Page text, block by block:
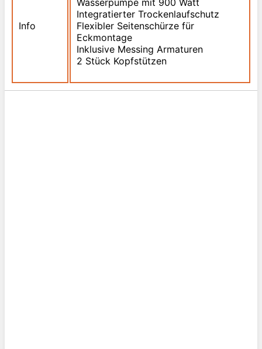
Info
Integratierter Trockenlaufschutz
Flexibler Seitenschürze für
Eckmontage
Inklusive Messing Armaturen
2 Stück Kopfstützen